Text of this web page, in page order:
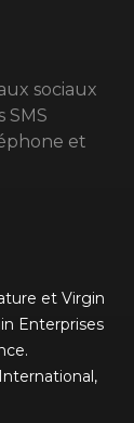
sociaux
SMS
et
et Virgin
Enterprises